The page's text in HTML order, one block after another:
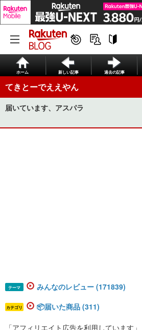
ホーム 新しい記事 過去の記事
てきとーでええやん
届いています、アスパラ
テーマ みんなのレビュー (171839)
カテゴリ 📦届いた商品 (311)
「アフィリエイト広告を利用しています」